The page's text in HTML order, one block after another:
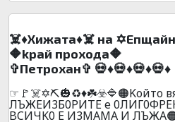
☠️♦️Xижaтa♦️☠️ нa
🔶kpaй пpoxoдa🔶
✞Пeтpoxaн✞ 💀♦️💀♦️💀♦️💀♦️
☞🚩☠️✡️⛏️🎃♻️♦️☘️☣️🔷🟠Koйтo
ЛЪЖEИ3Б0PИTE е
BCИЧK0 E И3MAMA И